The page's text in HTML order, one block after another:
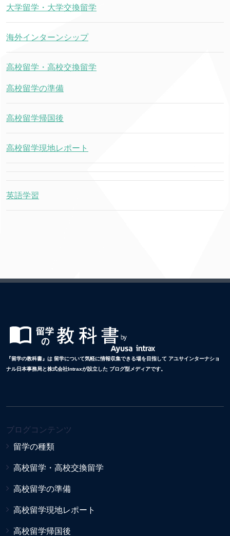
大学留学・大学交換留学
海外インターンシップ
高校留学・高校交換留学
高校留学の準備
高校留学帰国後
高校留学現地レポート
英語学習
『留学の教科書』は 留学について気軽に情報収集できる場を目指して アユサインターナショ
ナル日本事務局と株式会社Intraxが設立した ブログ型メディアです。
ブログコンテンツ
留学の種類
高校留学・高校交換留学
高校留学の準備
高校留学現地レポート
高校留学帰国後